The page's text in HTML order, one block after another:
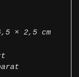
× 2,5 cm